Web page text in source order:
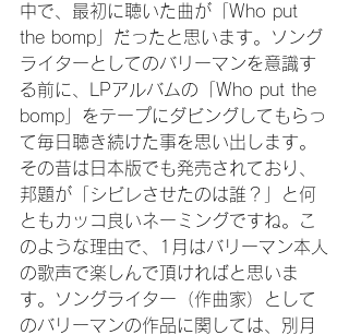
中で、最初に聴いた曲が「Who put
the bomp」だったと思います。ソング
ライターとしてのバリーマンを意識す
る前に、LPアルバムの「Who put the
bomp」をテープにダビングしてもらっ
て毎日聴き続けた事を思い出します。
その昔は日本版でも発売されており、
邦題が「シビレさせたのは誰？」と何
ともカッコ良いネーミングですね。こ
のような理由で、1月はバリーマン本人
の歌声で楽しんで頂ければと思いま
す。ソングライター（作曲家）として
のバリーマンの作品に関しては、別月